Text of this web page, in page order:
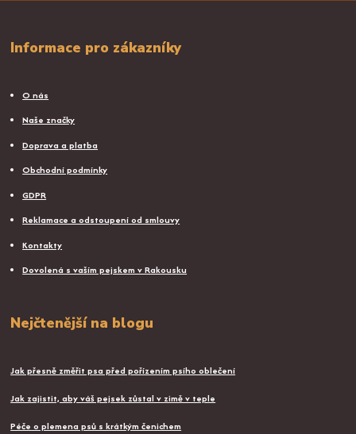
Informace pro zákazníky
O nás
Naše značky
Doprava a platba
Obchodní podmínky
GDPR
Reklamace a odstoupení od smlouvy
Kontakty
Dovolená s vaším pejskem v Rakousku
Nejčtenější na blogu
Jak přesně změřit psa před pořízením psího oblečení
Jak zajistit, aby váš pejsek zůstal v zimě v teple
Péče o plemena psů s krátkým čenichem